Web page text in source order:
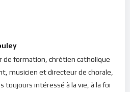
ne sont pas une fatalité. Il y a
significativement notre
nous lance Jésus-Christ, quand il
qui êtes fatigués de porter un
de formation, chrétien catholique
musicien et directeur de chorale,
toujours intéressé à la vie, à la foi